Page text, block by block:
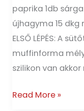
paprika 1db
újhagyma 15 dkg
ELSŐ LÉPÉS: A
muffinforma
szilikon van akkor
Read More »